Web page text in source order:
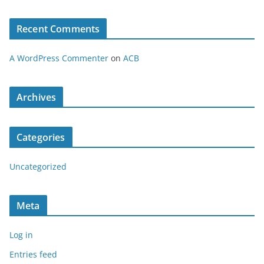
Recent Comments
A WordPress Commenter on ACB
Archives
Categories
Uncategorized
Meta
Log in
Entries feed